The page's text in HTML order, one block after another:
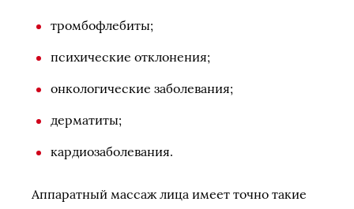
тромбофлебиты;
психические отклонения;
онкологические заболевания;
дерматиты;
кардиозаболевания.
Аппаратный массаж лица имеет точно такие